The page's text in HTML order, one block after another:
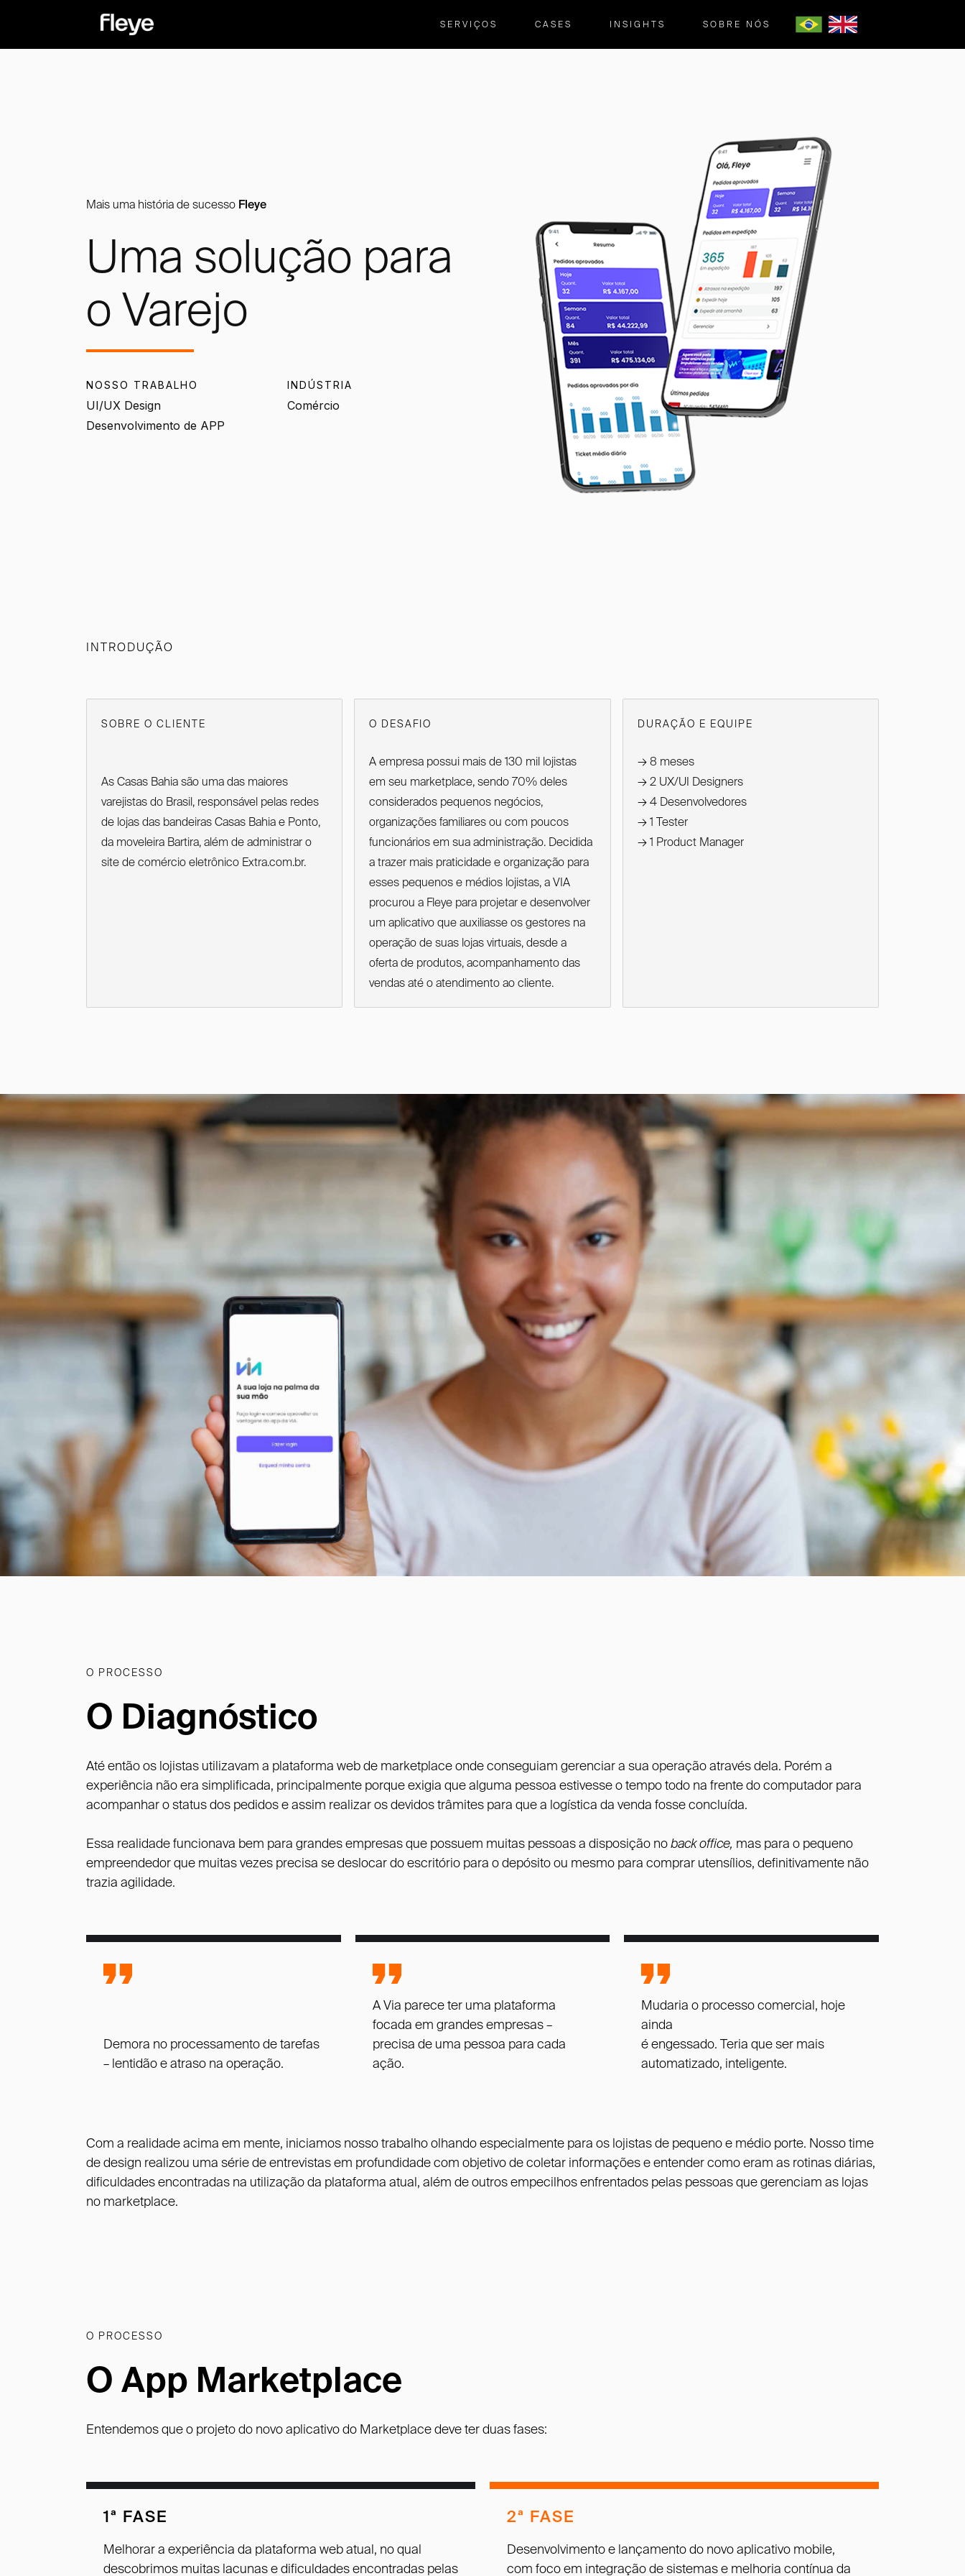
SERVIÇOS CASES INSIGHTS SOBRE NÓS
Mais uma história de sucesso Fleye
Uma solução para
o Varejo
NOSSO TRABALHO
UI/UX Design
Desenvolvimento de APP
INDÚSTRIA
Comércio
INTRODUÇÃO
SOBRE O CLIENTE
As Casas Bahia são uma das maiores
varejistas do Brasil, responsável pelas redes
de lojas das bandeiras Casas Bahia e Ponto,
da moveleira Bartira, além de administrar o
site de comércio eletrônico Extra.com.br.
O DESAFIO
A empresa possui mais de 130 mil lojistas
em seu marketplace, sendo 70% deles
considerados pequenos negócios,
organizações familiares ou com poucos
funcionários em sua administração. Decidida
a trazer mais praticidade e organização para
esses pequenos e médios lojistas, a VIA
procurou a Fleye para projetar e desenvolver
um aplicativo que auxiliasse os gestores na
operação de suas lojas virtuais, desde a
oferta de produtos, acompanhamento das
vendas até o atendimento ao cliente.
DURAÇÃO E EQUIPE
→ 8 meses
→ 2 UX/UI Designers
→4 Desenvolvedores
→1 Tester
→1 Product Manager
O PROCESSO
O Diagnóstico
Até então os lojistas utilizavam a plataforma web de marketplace onde conseguiam gerenciar a sua operação através dela. Porém a
experiência não era simplificada, principalmente porque exigia que alguma pessoa estivesse o tempo todo na frente do computador para
acompanhar o status dos pedidos e assim realizar os devidos trâmites para que a logística da venda fosse concluída.
Essa realidade funcionava bem para grandes empresas que possuem muitas pessoas a disposição noback office, mas para o pequeno
empreendedor que muitas vezes precisa se deslocar do escritório para o depósito ou mesmo para comprar utensílios, definitivamente não
trazia agilidade.
Demora no processamento de tarefas
– lentidão e atraso na operação.
A Via parece ter uma plataforma
focada em grandes empresas –
precisa de uma pessoa para cada
ação.
Mudaria o processo comercial, hoje
ainda
é engessado. Teria que ser mais
automatizado, inteligente.
Com a realidade acima em mente, iniciamos nosso trabalho olhando especialmente para os lojistas de pequeno e médio porte. Nosso time
de design realizou uma série de entrevistas em profundidade com objetivo de coletar informações e entender como eram as rotinas diárias,
dificuldades encontradas na utilização da plataforma atual, além de outros empecilhos enfrentados pelas pessoas que gerenciam as lojas
no marketplace.
O PROCESSO
O App Marketplace
Entendemos que o projeto do novo aplicativo do Marketplace deve ter duas fases:
1ª FASE
Melhorar a experiência da plataforma web atual, no qual
descobrimos muitas lacunas e dificuldades encontradas pelas
2ª FASE
Desenvolvimento e lançamento do novo aplicativo mobile,
com foco em integração de sistemas e melhoria contínua da